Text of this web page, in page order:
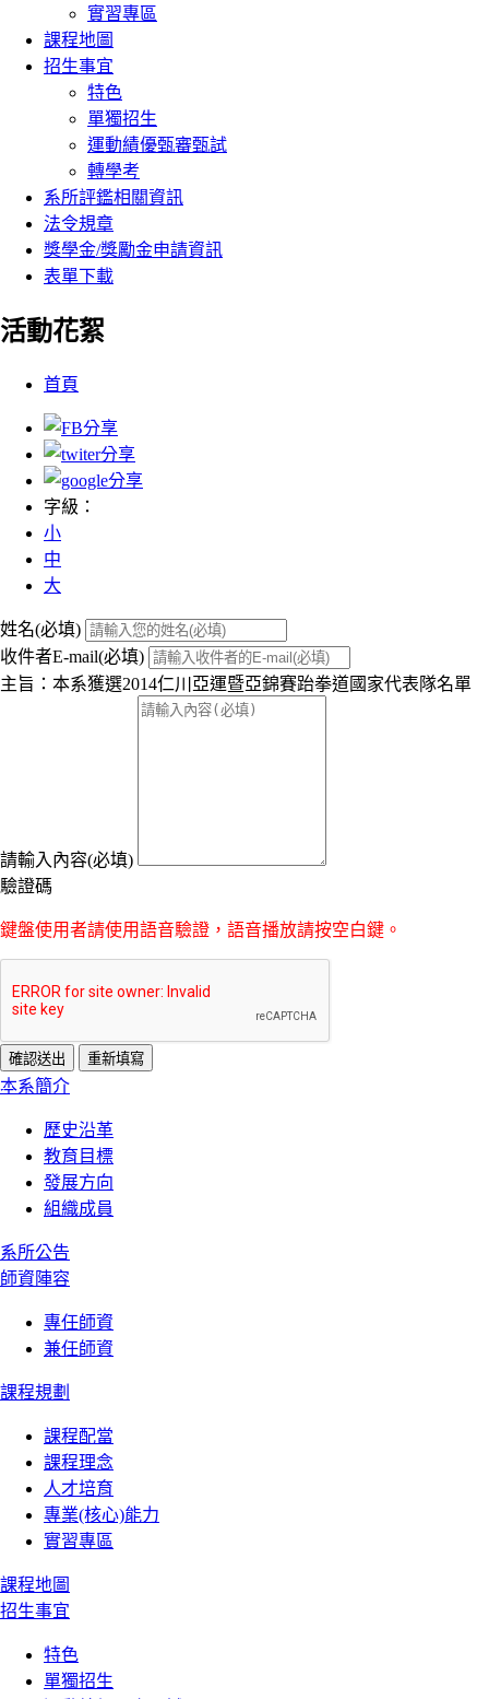
實習專區
課程地圖
招生事宜
特色
單獨招生
運動績優甄審甄試
轉學考
系所評鑑相關資訊
法令規章
獎學金/獎勵金申請資訊
表單下載
活動花絮
首頁
字級：
小
中
大
姓名(必填)
收件者E-mail(必填)
主旨：本系獲選2014仁川亞運暨亞錦賽跆拳道國家代表隊名單
請輸入內容(必填)
驗證碼
鍵盤使用者請使用語音驗證，語音播放請按空白鍵。
:::
本系簡介
歷史沿革
教育目標
發展方向
組織成員
系所公告
師資陣容
專任師資
兼任師資
課程規劃
課程配當
課程理念
人才培育
專業(核心)能力
實習專區
課程地圖
招生事宜
特色
單獨招生